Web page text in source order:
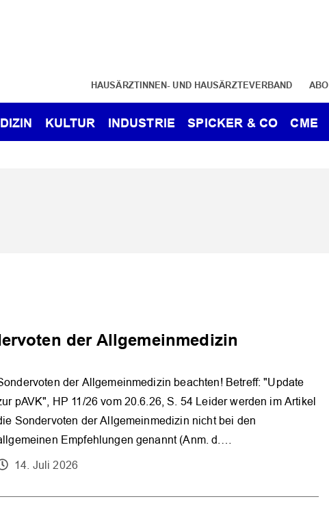
HAUSÄRZTINNEN- UND HAUSÄRZTEVERBAND ABO
KULTUR INDUSTRIE SPICKER & CO CME
der Allgemeinmedizin
der Allgemeinmedizin beachten! Betreff: "Update
pAVK", HP 11/26 vom 20.6.26, S. 54 Leider werden im Artikel
Sondervoten der Allgemeinmedizin nicht bei den
Empfehlungen genannt (Anm. d.…
14. Juli 2026